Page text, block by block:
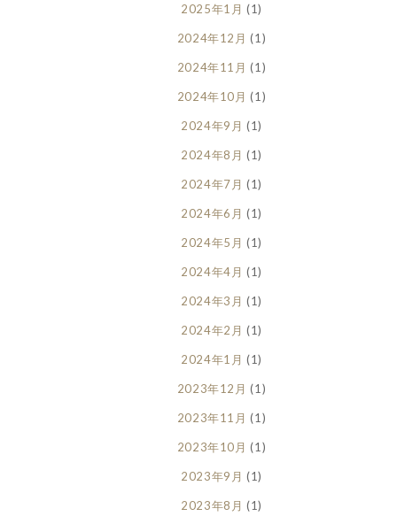
2025年1月 (1)
2024年12月 (1)
2024年11月 (1)
2024年10月 (1)
2024年9月 (1)
2024年8月 (1)
2024年7月 (1)
2024年6月 (1)
2024年5月 (1)
2024年4月 (1)
2024年3月 (1)
2024年2月 (1)
2024年1月 (1)
2023年12月 (1)
2023年11月 (1)
2023年10月 (1)
2023年9月 (1)
2023年8月 (1)